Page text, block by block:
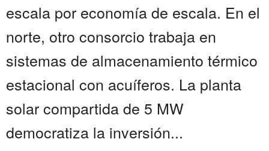
escala por economía de escala. En el
norte, otro consorcio trabaja en
sistemas de almacenamiento térmico
estacional con acuíferos. La planta
solar compartida de 5 MW
democratiza la inversión...